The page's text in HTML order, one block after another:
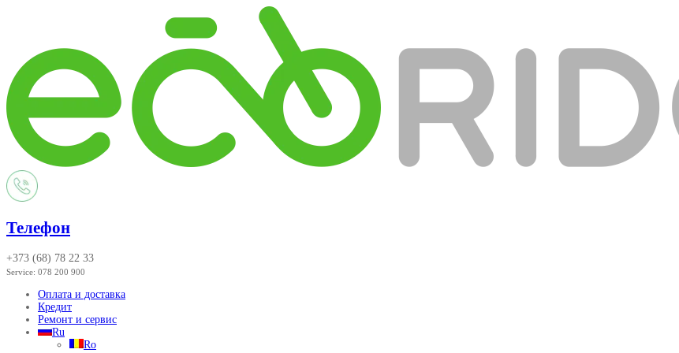
Телефон
+373 (68) 78 22 33
Service: 078 200 900
Оплата и доставка
Кредит
Ремонт и сервис
Ru
Ro